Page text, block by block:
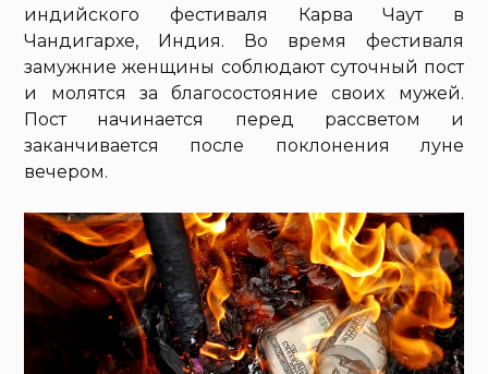
индийского фестиваля Карва Чаут в
Чандигархе, Индия. Во время фестиваля
замужние женщины соблюдают суточный пост
и молятся за благосостояние своих мужей.
Пост начинается перед рассветом и
заканчивается после поклонения луне
вечером.